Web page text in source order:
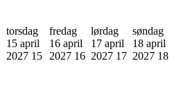
torsdag
15 april
2027 15
fredag
16 april
2027 16
lørdag
17 april
2027 17
søndag
18 april
2027 18